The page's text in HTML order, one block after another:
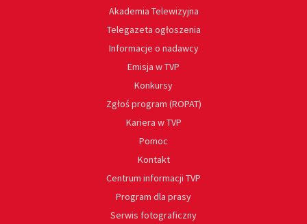
Akademia Telewizyjna
Telegazeta ogłoszenia
Informacje o nadawcy
Emisja w TVP
Konkursy
Zgłoś program (ROPAT)
Kariera w TVP
Pomoc
Kontakt
Centrum informacji TVP
Program dla prasy
Serwis fotograficzny